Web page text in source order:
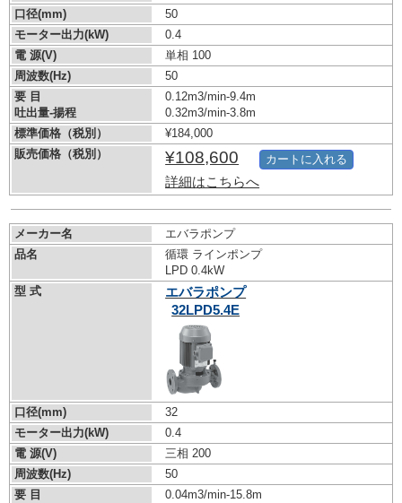
口径(mm)
50
モーター出力(kW)
0.4
電 源(V)
単相 100
周波数(Hz)
50
要 目
吐出量-揚程
0.12m3/min-9.4m
0.32m3/min-3.8m
標準価格（税別）
¥184,000
販売価格（税別）
¥108,600
詳細はこちらへ
カートに入れる
メーカー名
エバラポンプ
品名
循環 ラインポンプ
LPD 0.4kW
型 式
エバラポンプ
32LPD5.4E
口径(mm)
32
モーター出力(kW)
0.4
電 源(V)
三相 200
周波数(Hz)
50
要 目
0.04m3/min-15.8m